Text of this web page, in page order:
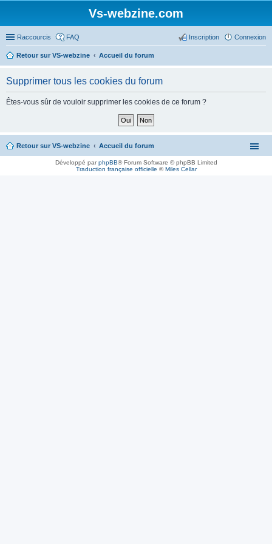
Vs-webzine.com
Raccourcis FAQ Connexion
Inscription
Retour sur VS-webzine Accueil du forum
Supprimer tous les cookies du forum
Êtes-vous sûr de vouloir supprimer les cookies de ce forum ?
Retour sur VS-webzine Accueil du forum
Développé parphpBB® Forum Software © phpBB Limited
Traduction française officielle ©Miles Cellar